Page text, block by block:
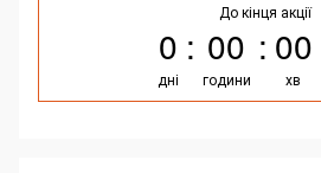
До кінця акції
0
дні
00
години
00
хв